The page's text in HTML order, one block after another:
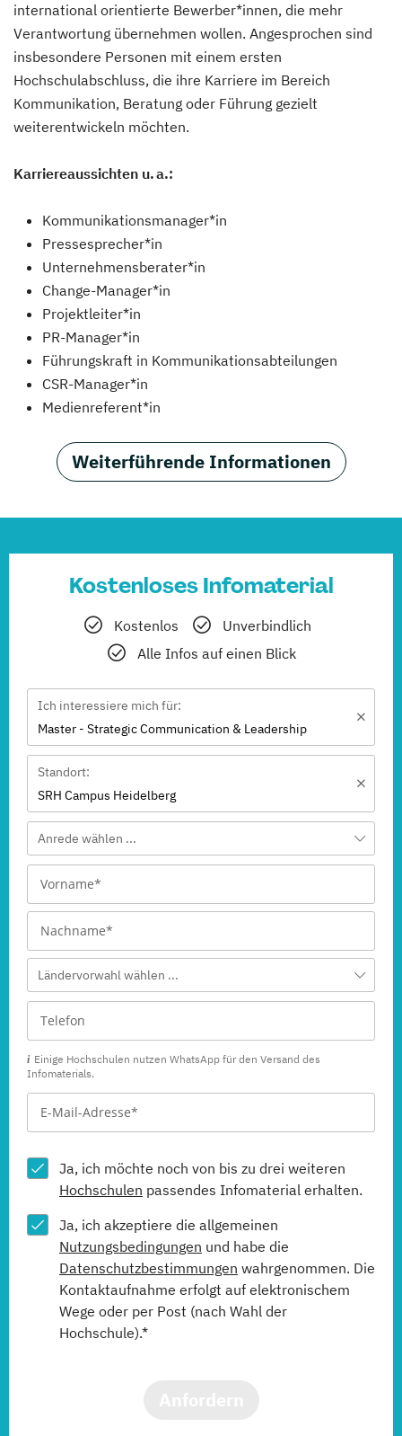
international orientierte Bewerber*innen, die mehr
Verantwortung übernehmen wollen. Angesprochen sind
insbesondere Personen mit einem ersten
Hochschulabschluss, die ihre Karriere im Bereich
Kommunikation, Beratung oder Führung gezielt
weiterentwickeln möchten.
Karriereaussichten u. a.:
Kommunikationsmanager*in
Pressesprecher*in
Unternehmensberater*in
Change-Manager*in
Projektleiter*in
PR-Manager*in
Führungskraft in Kommunikationsabteilungen
CSR-Manager*in
Medienreferent*in
Weiterführende Informationen
Kostenloses Infomaterial
Kostenlos
Unverbindlich
Alle Infos auf einen Blick
Ich interessiere mich für:
Master - Strategic Communication & Leadership
Standort:
SRH Campus Heidelberg
Anrede wählen ...
Ländervorwahl wählen ...
Einige Hochschulen nutzen WhatsApp für den Versand des
Infomaterials.
Ja, ich möchte noch von bis zu drei weiteren
Hochschulen passendes Infomaterial erhalten.
Ja, ich akzeptiere die allgemeinen
Nutzungsbedingungen und habe die
Datenschutzbestimmungen wahrgenommen. Die
Kontaktaufnahme erfolgt auf elektronischem
Wege oder per Post (nach Wahl der
Hochschule).*